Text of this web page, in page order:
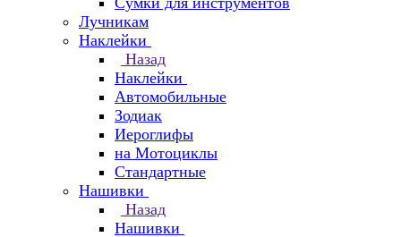
Лучникам
Наклейки
Назад
Наклейки
Автомобильные
Зодиак
Иероглифы
на Мотоциклы
Стандартные
Нашивки
Назад
Нашивки